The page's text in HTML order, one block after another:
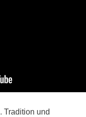
Tradition und